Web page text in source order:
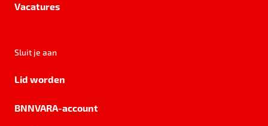
Vacatures
Sluit je aan
Lid worden
BNNVARA-account